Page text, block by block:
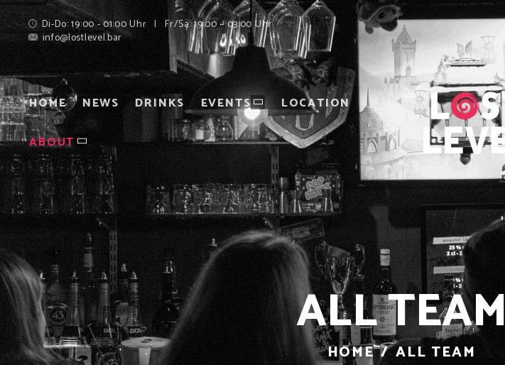
Di-Do: 19:00 - 01:00 Uhr | Fr/Sa: 19:00 – 03:00 Uhr
info@lostlevel.bar
HOME NEWS DRINKS EVENTS LOCATION
ABOUT
ALL TEAM
HOME ALL TEAM
HOME
NEWS
DRINKS
EVENTS
LOCATION
ABOUT
RESERVIERUNG